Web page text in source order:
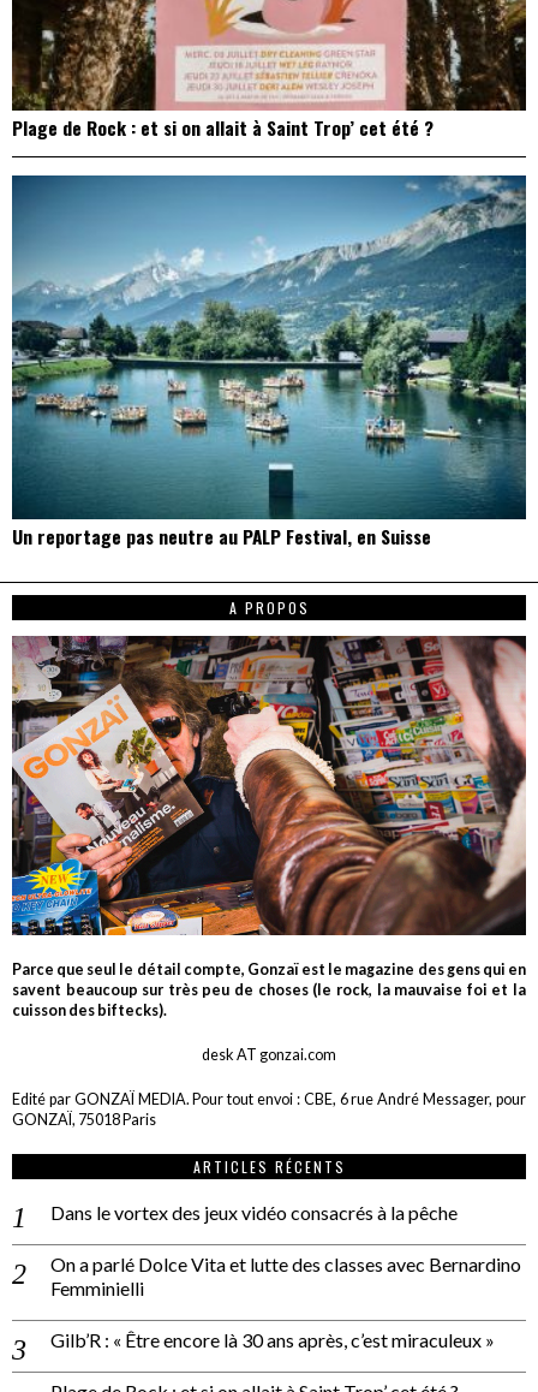
Plage de Rock : et si on allait à Saint Trop’ cet été ?
Un reportage pas neutre au PALP Festival, en Suisse
A PROPOS
Parce que seul le détail compte, Gonzaï est le magazine des gens qui en
savent beaucoup sur très peu de choses (le rock, la mauvaise foi et la
cuisson des biftecks).
desk AT gonzai.com
Edité par GONZAÏ MEDIA. Pour tout envoi : CBE, 6 rue André Messager, pour
GONZAÏ, 75018 Paris
ARTICLES RÉCENTS
Dans le vortex des jeux vidéo consacrés à la pêche
On a parlé Dolce Vita et lutte des classes avec Bernardino
Femminielli
Gilb’R : « Être encore là 30 ans après, c’est miraculeux »